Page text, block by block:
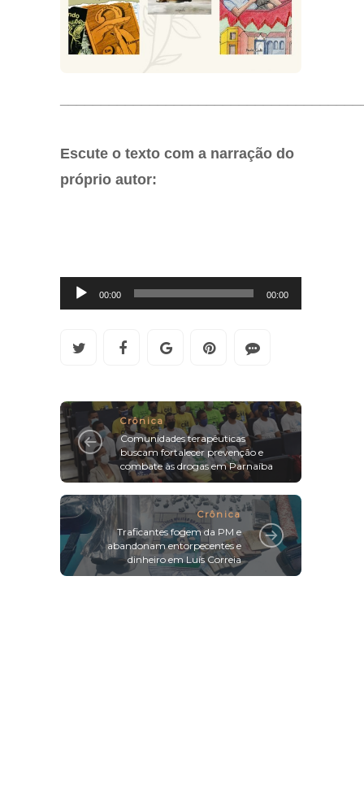
Escute o texto com a narração do
próprio autor:
Tocador
áudio
00:00 00:00
Crônica
Comunidades terapêuticas
buscam fortalecer prevenção e
combate às drogas em Parnaíba
Crônica
Traficantes fogem da PM e
abandonam entorpecentes e
dinheiro em Luís Correia